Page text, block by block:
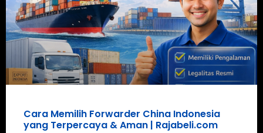
Cara Memilih Forwarder China Indonesia
yang Terpercaya & Aman | Rajabeli.com